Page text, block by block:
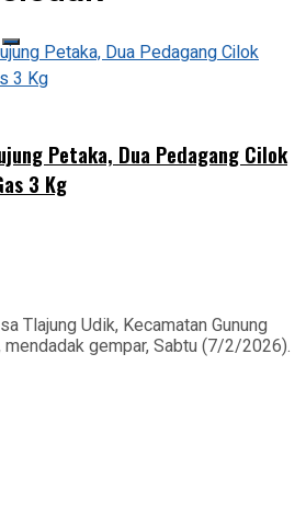
Petaka, Dua Pedagang Cilok
3 Kg
Tlajung Udik, Kecamatan Gunung
mendadak gempar, Sabtu (7/2/2026).